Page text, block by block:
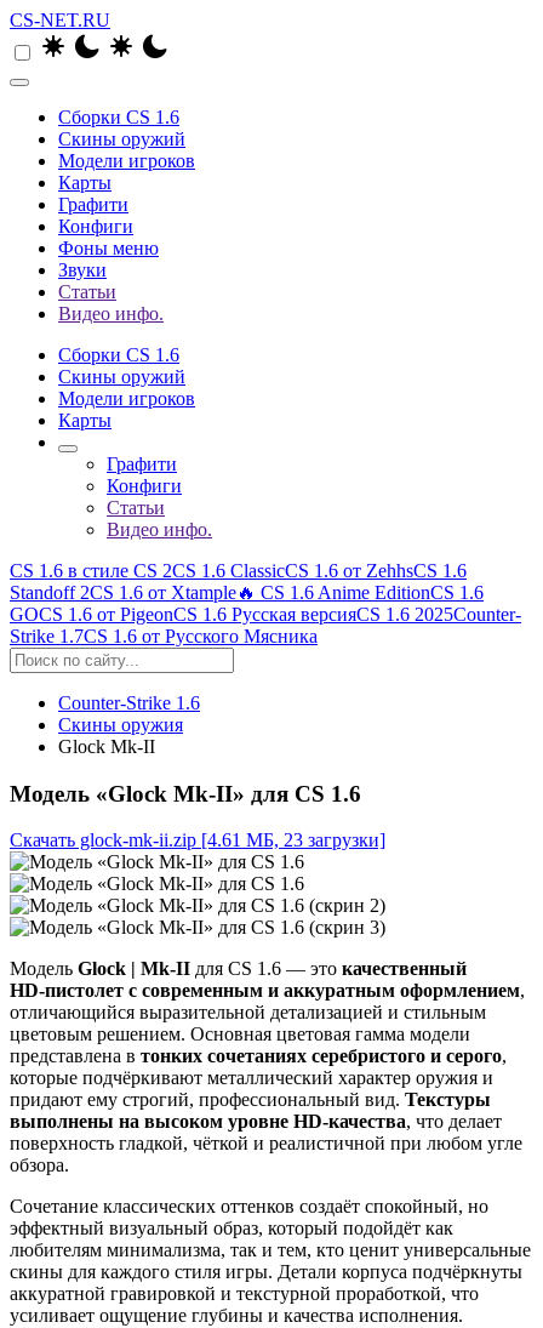
CS-NET.RU
Сборки CS 1.6
Скины оружий
Модели игроков
Карты
Графити
Конфиги
Фоны меню
Звуки
Статьи
Видео инфо.
Сборки CS 1.6
Скины оружий
Модели игроков
Карты
Графити
Конфиги
Статьи
Видео инфо.
CS 1.6 в стиле CS 2CS 1.6 ClassicCS 1.6 от ZehhsCS 1.6
Standoff 2CS 1.6 от Xtample🔥 CS 1.6 Anime EditionCS 1.6
GOCS 1.6 от PigeonCS 1.6 Русская версияCS 1.6 2025Counter-
Strike 1.7CS 1.6 от Русского Мясника
Counter-Strike 1.6
Скины оружия
Glock Mk-II
Модель «Glock Mk-II» для CS 1.6
Скачать glock-mk-ii.zip [4.61 МБ, 23 загрузки]
Модель Glock | Mk‑II для CS 1.6 — это качественный
HD‑пистолет с современным и аккуратным оформлением,
отличающийся выразительной детализацией и стильным
цветовым решением. Основная цветовая гамма модели
представлена в тонких сочетаниях серебристого и серого,
которые подчёркивают металлический характер оружия и
придают ему строгий, профессиональный вид. Текстуры
выполнены на высоком уровне HD‑качества, что делает
поверхность гладкой, чёткой и реалистичной при любом угле
обзора.
Сочетание классических оттенков создаёт спокойный, но
эффектный визуальный образ, который подойдёт как
любителям минимализма, так и тем, кто ценит универсальные
скины для каждого стиля игры. Детали корпуса подчёркнуты
аккуратной гравировкой и текстурной проработкой, что
усиливает ощущение глубины и качества исполнения.